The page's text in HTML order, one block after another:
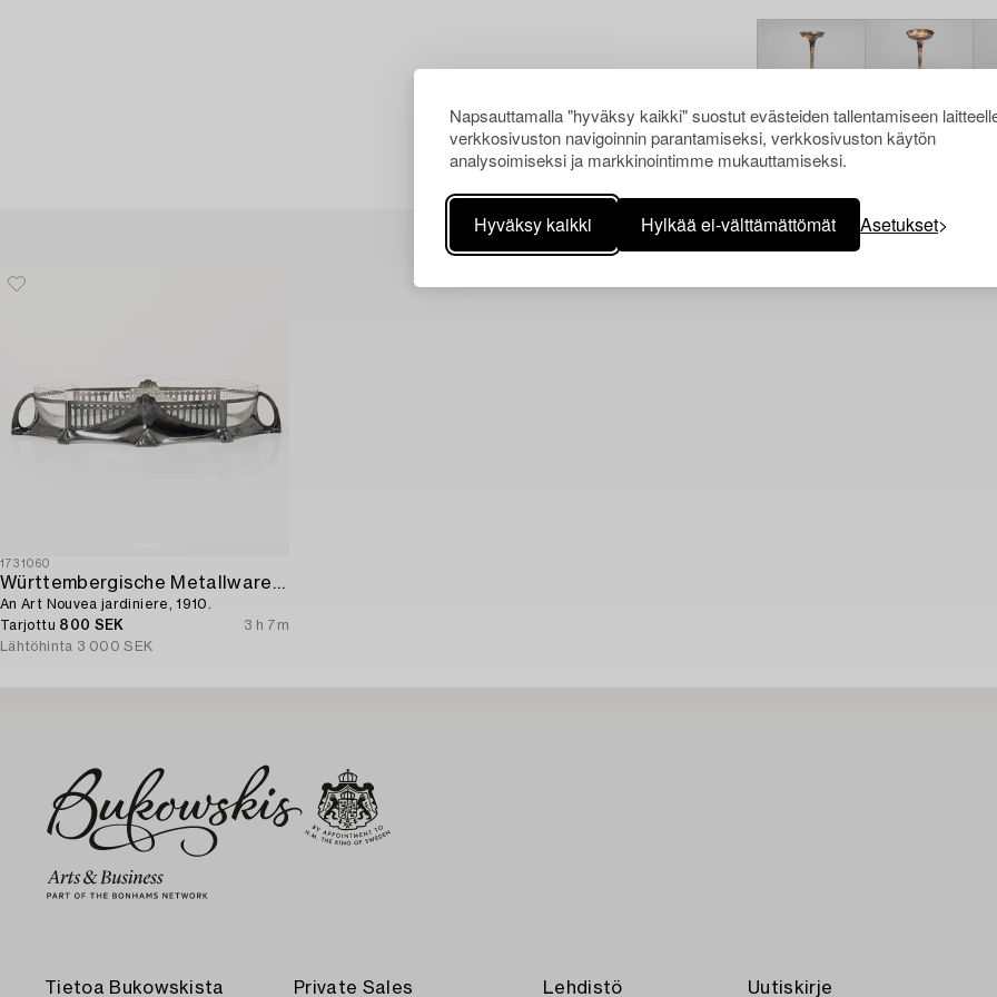
Napsauttamalla "hyväksy kaikki" suostut evästeiden tallentamiseen
verkkosivuston navigoinnin parantamiseksi, verkkosivuston käytön
analysoimiseksi ja markkinointimme mukauttamiseksi.
Hyväksy kaikki Hylkää ei-välttämättömät Asetukset
Muiden katsomia kohteita
1731060
Württembergische Metallwarenfabrik (WMF)
An Art Nouvea jardiniere, 1910.
Tarjottu 800 SEK
3 h 7m
Lähtöhinta 3 000 SEK
Tietoa Bukowskista Private Sales Lehdistö Uutiskirje